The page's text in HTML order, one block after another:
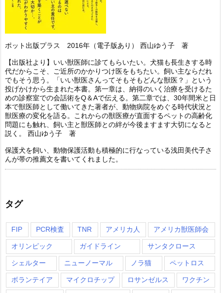
ポット出版プラス 2016年（電子版あり） 西山ゆう子 著
【出版社より】いい獣医師に診てもらいたい。犬猫も長生きする時
代だからこそ、ご近所のかかりつけ医をもちたい。飼い主ならだれ
でもそう思う。「いい獣医さんってそもそもどんな獣医？」という
投げかけから生まれた本書。第一章は、納得のいく治療を受けるた
めの診察室での会話術をQ＆Aで伝える。第二章では、30年間米と日
本で獣医師として働いてきた著者が、動物病院をめぐる時代状況と
獣医療の変化を語る。これからの獣医療が直面するペットの高齢化
問題にも触れ、飼い主と獣医師との絆が今後ますます大切になると
説く。 西山ゆう子 著
保護犬を飼い、動物保護活動も積極的に行なっている浅田美代子さ
んが帯の推薦文を書いてくれました。
タグ
FIP PCR検査 TNR アメリカ人 アメリカ獣医師会
オリンピック ガイドライン サンタクロース
シェルター ニューノーマル ノラ猫 ペットロス
ボランテイア マイクロチップ ロサンゼルス ワクチン